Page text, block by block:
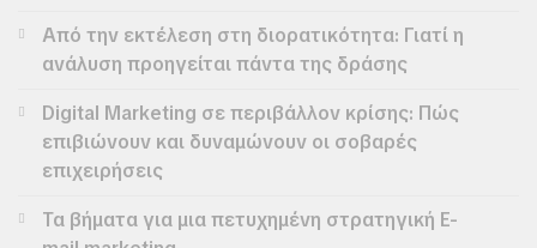
Από την εκτέλεση στη διορατικότητα: Γιατί η
ανάλυση προηγείται πάντα της δράσης
Digital Marketing σε περιβάλλον κρίσης: Πώς
επιβιώνουν και δυναμώνουν οι σοβαρές
επιχειρήσεις
Τα βήματα για μια πετυχημένη στρατηγική E-